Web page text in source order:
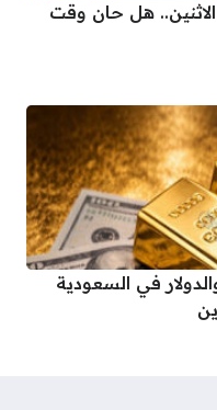
هل حان وقت
في السعودية